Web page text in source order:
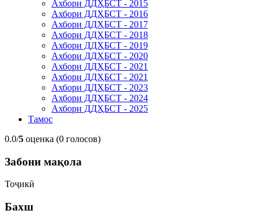
Ахбори ДДҲБСТ - 2015
Ахбори ДДҲБСТ - 2016
Ахбори ДДҲБСТ - 2017
Ахбори ДДҲБСТ - 2018
Ахбори ДДҲБСТ - 2019
Ахбори ДДҲБСТ - 2020
Ахбори ДДҲБСТ - 2021
Ахбори ДДҲБСТ - 2021
Ахбори ДДҲБСТ - 2023
Ахбори ДДҲБСТ - 2024
Ахбори ДДҲБСТ - 2025
Тамос
0.0/5 оценка (0 голосов)
Забони мақола
Тоҷикӣ
Бахш